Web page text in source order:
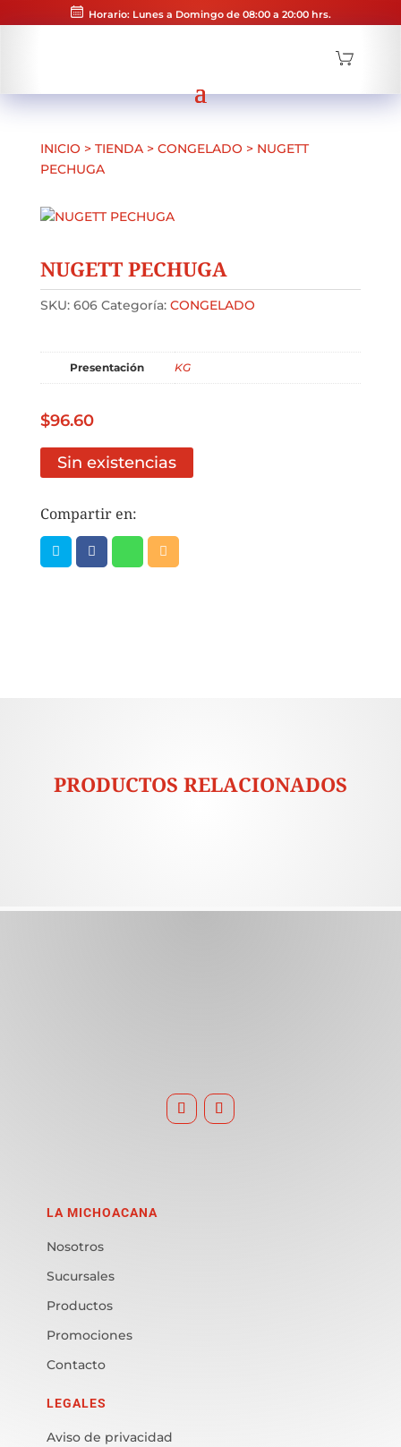
Horario: Lunes a Domingo de 08:00 a 20:00 hrs.
INICIO > TIENDA> CONGELADO > NUGETT
PECHUGA
NUGETT PECHUGA
SKU: 606 Categoría: CONGELADO
Presentación KG
$96.60
Sin existencias
Compartir en:
PRODUCTOS RELACIONADOS
LA MICHOACANA
Nosotros
Sucursales
Productos
Promociones
Contacto
LEGALES
Aviso de privacidad